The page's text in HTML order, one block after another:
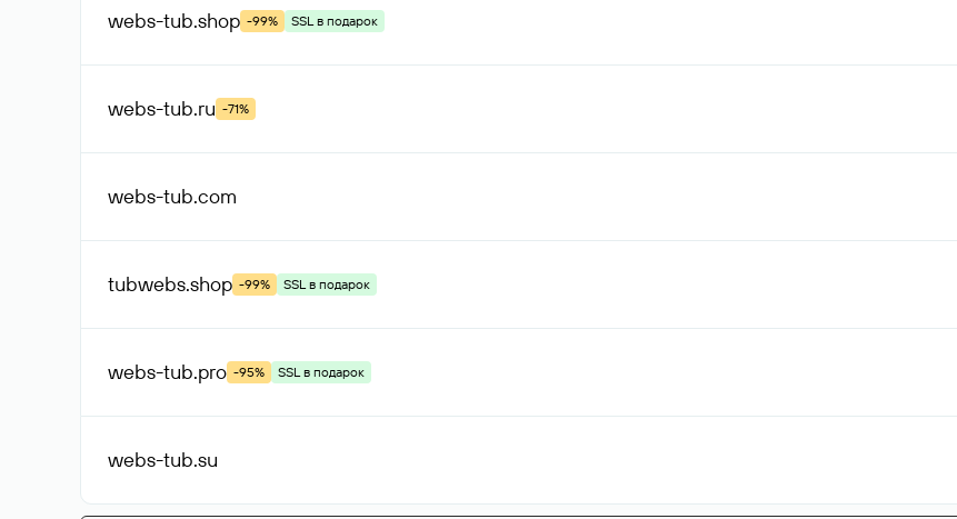
webs-tub.shop -99% SSL в подарок
webs-tub.ru -71%
webs-tub.com
tubwebs.shop -99% SSL в подарок
webs-tub.pro -95% SSL в подарок
webs-tub.su